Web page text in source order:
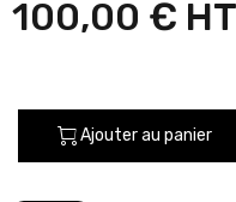
100,00 €
Ajouter au panier